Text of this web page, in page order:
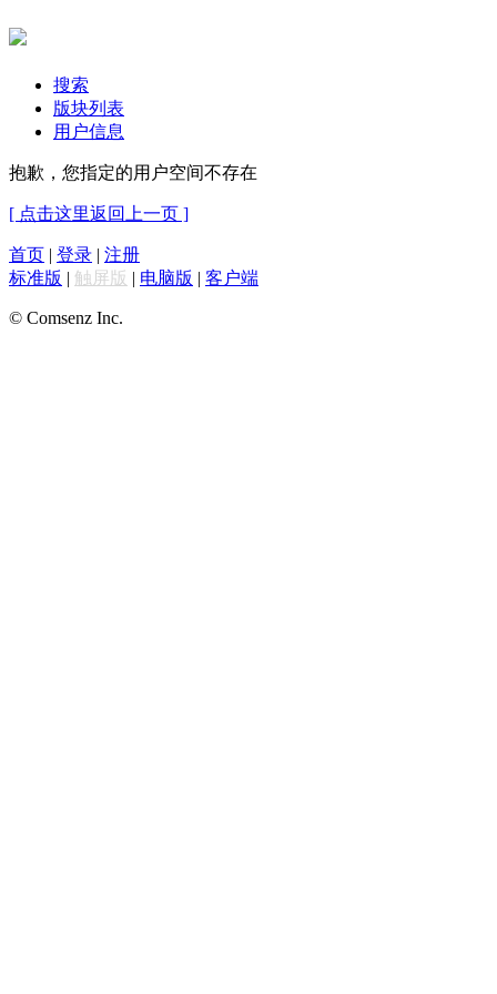
搜索
版块列表
用户信息
抱歉，您指定的用户空间不存在
[ 点击这里返回上一页 ]
首页 | 登录 | 注册
标准版 | 触屏版 | 电脑版 | 客户端
© Comsenz Inc.